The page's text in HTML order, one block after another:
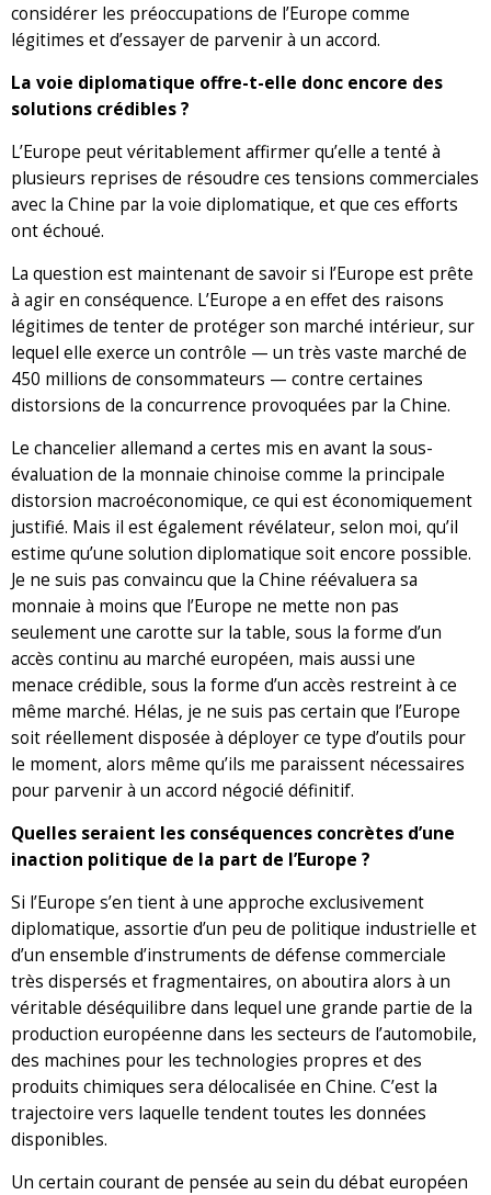
considérer les préoccupations de l’Europe comme
légitimes et d’essayer de parvenir à un accord.
La voie diplomatique offre-t-elle donc encore des
solutions crédibles ?
L’Europe peut véritablement affirmer qu’elle a tenté à
plusieurs reprises de résoudre ces tensions commerciales
avec la Chine par la voie diplomatique, et que ces efforts
ont échoué.
La question est maintenant de savoir si l’Europe est prête
à agir en conséquence. L’Europe a en effet des raisons
légitimes de tenter de protéger son marché intérieur, sur
lequel elle exerce un contrôle — un très vaste marché de
450 millions de consommateurs — contre certaines
distorsions de la concurrence provoquées par la Chine.
Le chancelier allemand a certes mis en avant la sous-
évaluation de la monnaie chinoise comme la principale
distorsion macroéconomique, ce qui est économiquement
justifié. Mais il est également révélateur, selon moi, qu’il
estime qu’une solution diplomatique soit encore possible.
Je ne suis pas convaincu que la Chine réévaluera sa
monnaie à moins que l’Europe ne mette non pas
seulement une carotte sur la table, sous la forme d’un
accès continu au marché européen, mais aussi une
menace crédible, sous la forme d’un accès restreint à ce
même marché. Hélas, je ne suis pas certain que l’Europe
soit réellement disposée à déployer ce type d’outils pour
le moment, alors même qu’ils me paraissent nécessaires
pour parvenir à un accord négocié définitif.
Quelles seraient les conséquences concrètes d’une
inaction politique de la part de l’Europe ?
Si l’Europe s’en tient à une approche exclusivement
diplomatique, assortie d’un peu de politique industrielle et
d’un ensemble d’instruments de défense commerciale
très dispersés et fragmentaires, on aboutira alors à un
véritable déséquilibre dans lequel une grande partie de la
production européenne dans les secteurs de l’automobile,
des machines pour les technologies propres et des
produits chimiques sera délocalisée en Chine. C’est la
trajectoire vers laquelle tendent toutes les données
disponibles.
Un certain courant de pensée au sein du débat européen